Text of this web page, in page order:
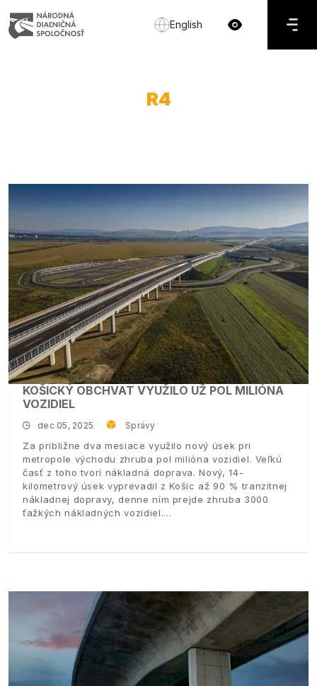
English
R4
KOŠICKÝ OBCHVAT VYUŽILO UŽ POL MILIÓNA
VOZIDIEL
dec 05, 2025 Správy
Za približne dva mesiace využilo nový úsek pri
metropole východu zhruba pol milióna vozidiel. Veľkú
časť z toho tvorí nákladná doprava. Nový, 14-
kilometrový úsek vyprevadil z Košíc až 90 % tranzitnej
nákladnej dopravy, denne ním prejde zhruba 3000
ťažkých nákladných vozidiel.